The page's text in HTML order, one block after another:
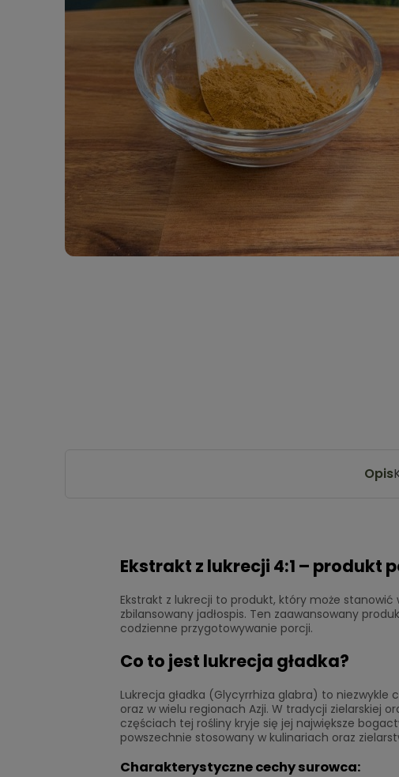
Opis
Ekstrakt z lukrecji 4:1 – produkt
Ekstrakt z lukrecji to produkt, który może
zbilansowany jadłospis. Ten zaawansowany
codzienne przygotowywanie porcji.
Co to jest lukrecja gładka?
Lukrecja gładka (Glycyrrhiza glabra) to
oraz w wielu regionach Azji. W tradycji zielarskiej
częściach tej rośliny kryje się jej największe
powszechnie stosowany w kulinariach oraz
Charakterystyczne cechy surowca: